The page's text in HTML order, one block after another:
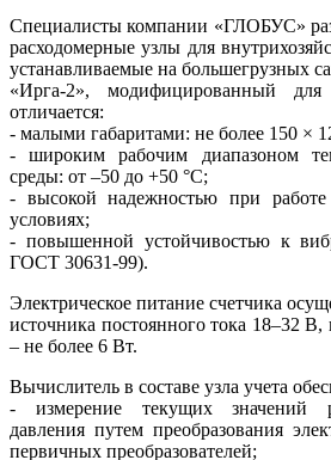
Специалисты компании «ГЛОБУС»
расходомерные узлы для
устанавливаемые на большегрузных
«Ирга‑2», модифицированный для
отличается:
- малыми габаритами: не более 150 ×
- широким рабочим диапазоном
среды: от –50 до +50 °C;
- высокой надежностью при
условиях;
- повышенной устойчивостью к
ГОСТ 30631-99).
Электрическое питание счетчика
источника постоянного тока 18–32
– не более 6 Вт.
Вычислитель в составе узла учета
- измерение текущих значений
давления путем преобразования
первичных преобразователей;